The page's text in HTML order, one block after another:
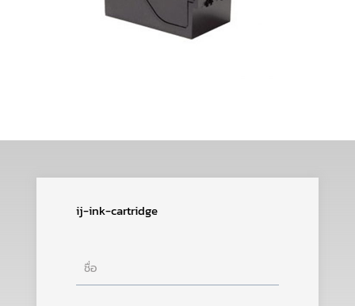
ij-ink-cartridge
ชื่อ